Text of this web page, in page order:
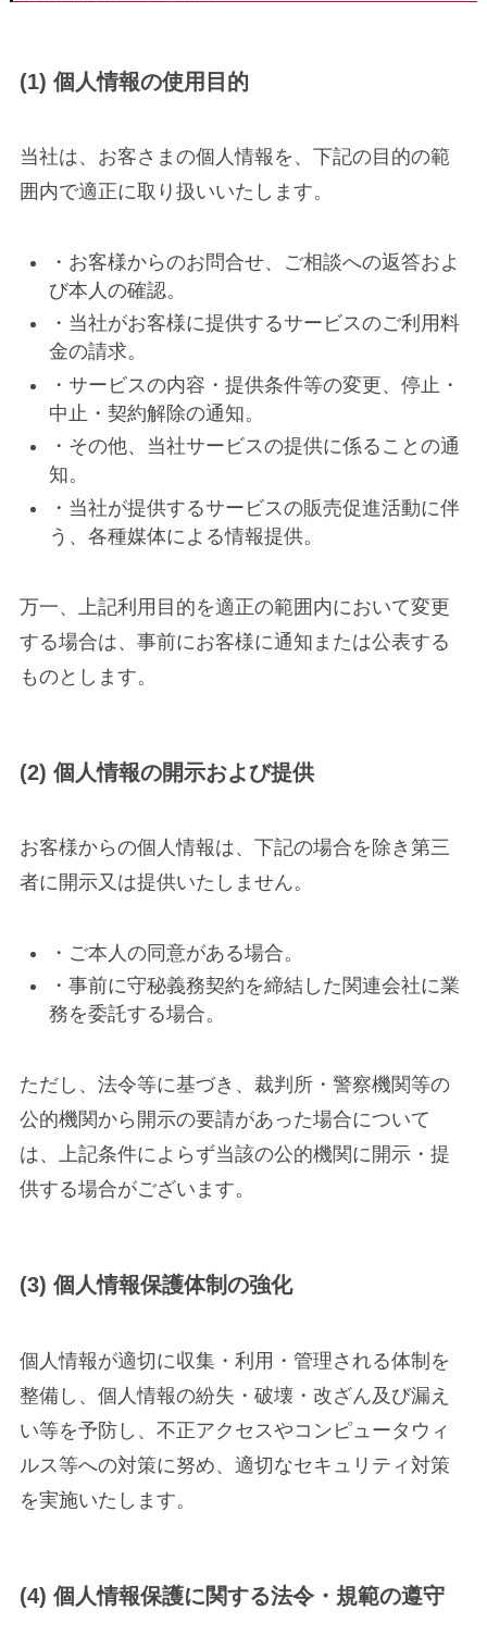
(1) 個人情報の使用目的
当社は、お客さまの個人情報を、下記の目的の範
囲内で適正に取り扱いいたします。
・お客様からのお問合せ、ご相談への返答およ
び本人の確認。
・当社がお客様に提供するサービスのご利用料
金の請求。
・サービスの内容・提供条件等の変更、停止・
中止・契約解除の通知。
・その他、当社サービスの提供に係ることの通
知。
・当社が提供するサービスの販売促進活動に伴
う、各種媒体による情報提供。
万一、上記利用目的を適正の範囲内において変更
する場合は、事前にお客様に通知または公表する
ものとします。
(2) 個人情報の開示および提供
お客様からの個人情報は、下記の場合を除き第三
者に開示又は提供いたしません。
・ご本人の同意がある場合。
・事前に守秘義務契約を締結した関連会社に業
務を委託する場合。
ただし、法令等に基づき、裁判所・警察機関等の
公的機関から開示の要請があった場合について
は、上記条件によらず当該の公的機関に開示・提
供する場合がございます。
(3) 個人情報保護体制の強化
個人情報が適切に収集・利用・管理される体制を
整備し、個人情報の紛失・破壊・改ざん及び漏え
い等を予防し、不正アクセスやコンピュータウィ
ルス等への対策に努め、適切なセキュリティ対策
を実施いたします。
(4) 個人情報保護に関する法令・規範の遵守